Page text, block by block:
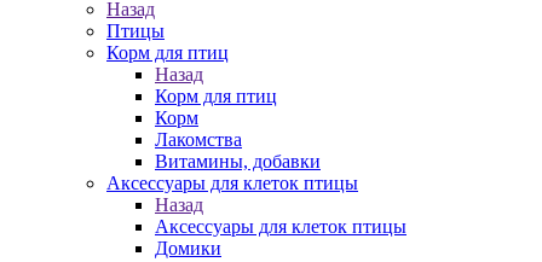
Назад
Птицы
Корм для птиц
Назад
Корм для птиц
Корм
Лакомства
Витамины, добавки
Аксессуары для клеток птицы
Назад
Аксессуары для клеток птицы
Домики